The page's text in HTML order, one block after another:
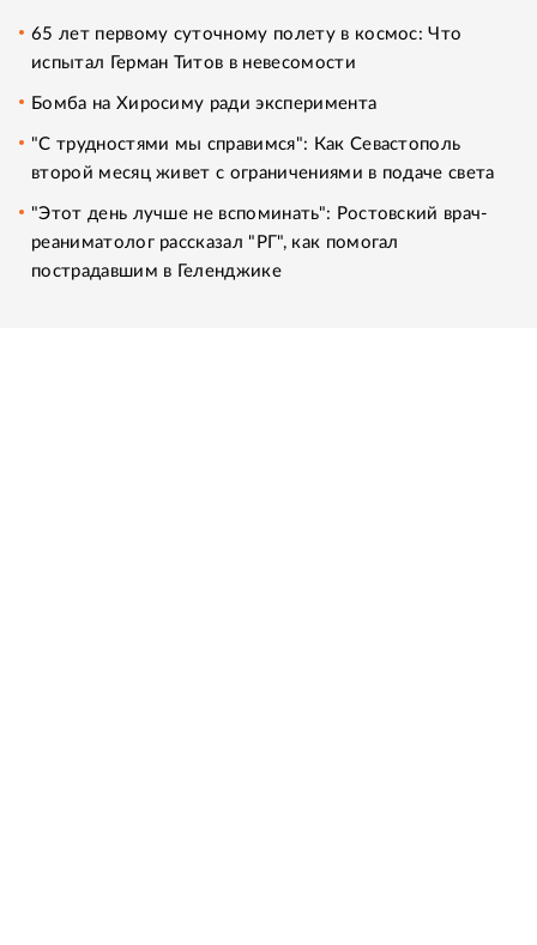
65 лет первому суточному полету в космос: Что
испытал Герман Титов в невесомости
Бомба на Хиросиму ради эксперимента
"С трудностями мы справимся": Как Севастополь
второй месяц живет с ограничениями в подаче света
"Этот день лучше не вспоминать": Ростовский врач-
реаниматолог рассказал "РГ", как помогал
пострадавшим в Геленджике